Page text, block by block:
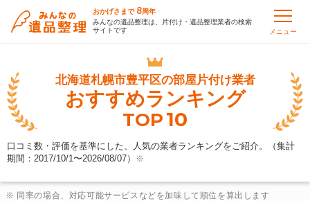
おかげさまで 8周年
みんなの遺品整理は、片付け・遺品整理業者の検索
サイトです
メニュー
北海道札幌市豊平区の部屋片付け業者
おすすめランキング
TOP10
口コミ数・評価を基準にした、人気の業者ランキングをご紹介。（集計
期間：2017/10/1〜2026/08/07） ※
※ 同率の場合、対応可能サービスなどを加味して順位を算出します